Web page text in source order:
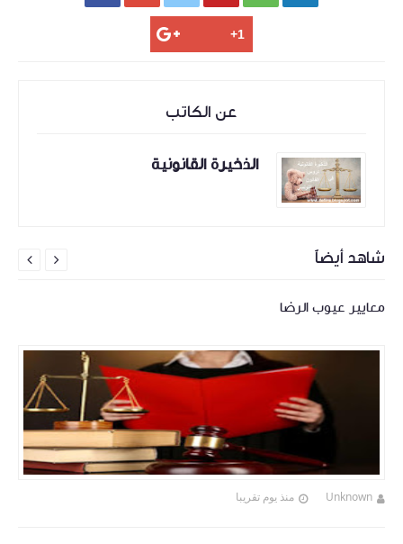
عن الكاتب
الذخيرة القانونية
شاهد أيضاً
معايير عيوب الرضا
Unknown منذ يوم تقريبا

